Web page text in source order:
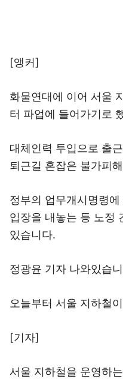
[앵커]
화물연대에 이어 서울
터 파업에 들어가기로
대체인력 투입으로 출
퇴근길 혼잡은 불가피
정부의 업무개시명령
입장을 내놓는 등 노정
있습니다.
정광윤 기자 나와있습
오늘부터 서울 지하철
[기자]
서울 지하철을 운영하